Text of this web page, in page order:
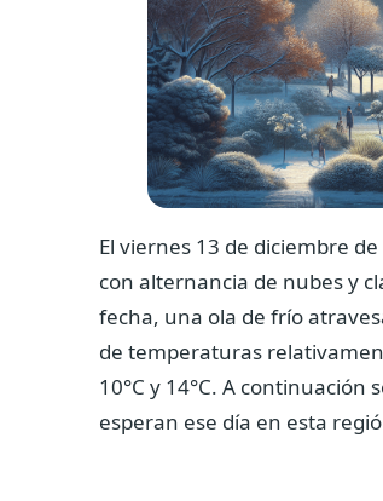
El viernes 13 de diciembre
con alternancia de nubes y
fecha, una ola de frío
de temperaturas
10°C y 14°C. A
esperan ese día en esta